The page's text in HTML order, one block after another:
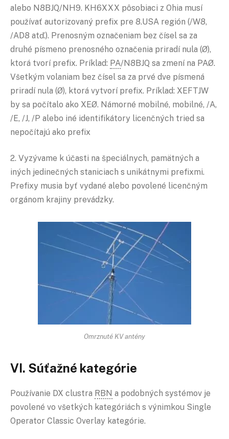
alebo N8BJQ/NH9. KH6XXX pôsobiaci z Ohia musí
používať autorizovaný prefix pre 8.USA región (/W8,
/AD8 atď.). Prenosným označeniam bez čísel sa za
druhé písmeno prenosného označenia priradí nula (Ø),
ktorá tvorí prefix. Príklad: PA/N8BJQ sa zmení na PAØ.
Všetkým volaniam bez čísel sa za prvé dve písmená
priradí nula (Ø), ktorá vytvorí prefix. Príklad: XEFTJW
by sa počítalo ako XEØ. Námorné mobilné, mobilné, /A,
/E, /J, /P alebo iné identifikátory licenčných tried sa
nepočítajú ako prefix
2. Vyzývame k účasti na špeciálnych, pamätných a
iných jedinečných staniciach s unikátnymi prefixmi.
Prefixy musia byť vydané alebo povolené licenčným
orgánom krajiny prevádzky.
Omrznuté KV antény
VI. Súťažné kategórie
Používanie DX clustra RBN a podobných systémov je
povolené vo všetkých kategóriách s výnimkou Single
Operator Classic Overlay kategórie.